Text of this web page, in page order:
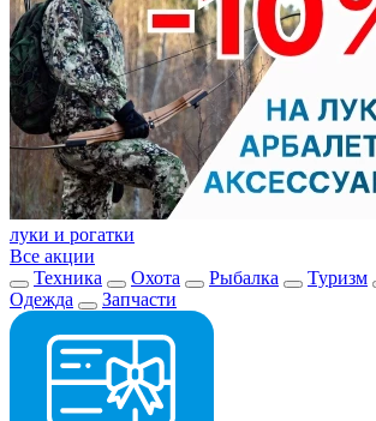
луки и рогатки
Все акции
Техника
Охота Рыбалка Туризм
Одежда
Запчасти